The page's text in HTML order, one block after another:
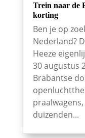
Trein naar de
korting
Ben je op
Nederland?
Heeze
30 augustus
Brabantse
duizenden...